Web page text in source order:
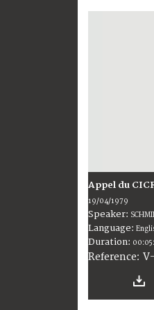
Appel du
19/04/1979
Speaker:
Language:
Duration:
Reference: